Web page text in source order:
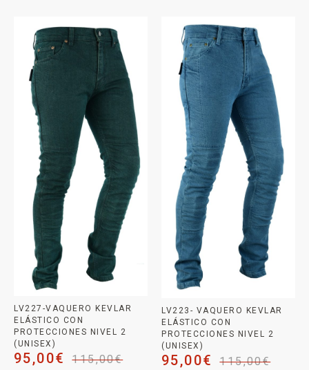
LV227-VAQUERO KEVLAR
ELÁSTICO CON
PROTECCIONES NIVEL 2
(UNISEX)
115,00€
95,00€
LV223- VAQUERO KEVLAR
ELÁSTICO CON
PROTECCIONES NIVEL 2
(UNISEX)
115,00€
95,00€